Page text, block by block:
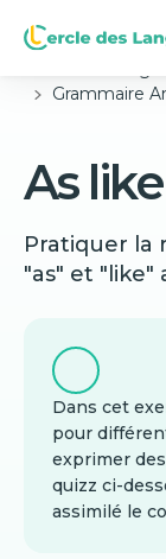
Grammaire
As
Pratiquer la
"as" et
Dans cet
pour
exprimer
quizz ci-
assimilé le